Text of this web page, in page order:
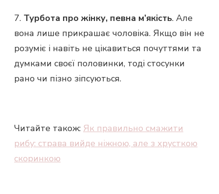
7. Турбота про жінку, певна м’якість. Але
вона лише прикрашає чоловіка. Якщо він не
розуміє і навіть не цікавиться почуттями та
думками своєї половинки, тоді стосунки
рано чи пізно зіпсуються.
Читайте також: Як правильно смажити
рибу: страва вийде ніжною, але з хрусткою
скоринкою